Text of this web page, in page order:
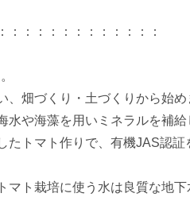
：：：：：：：：：：：：
、畑づくり・土づくりから始め
や海藻を用いミネラルを補給
たトマト作りで、有機JAS認証
マト栽培に使う水は良質な地下